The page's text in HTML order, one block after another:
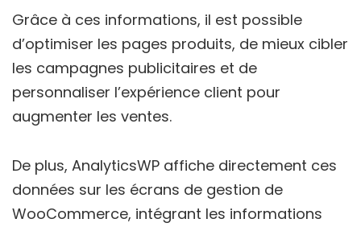
Grâce à ces informations, il est possible
d’optimiser les pages produits, de mieux cibler
les campagnes publicitaires et de
personnaliser l’expérience client pour
augmenter les ventes.
De plus, AnalyticsWP affiche directement ces
données sur les écrans de gestion de
WooCommerce, intégrant les informations